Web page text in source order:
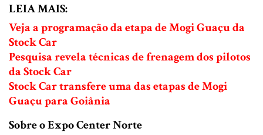
LEIA MAIS:
Veja a programação da etapa de Mogi Guaçu da
Stock Car
Pesquisa revela técnicas de frenagem dos pilotos
da Stock Car
Stock Car transfere uma das etapas de Mogi
Guaçu para Goiânia
Sobre o Expo Center Norte